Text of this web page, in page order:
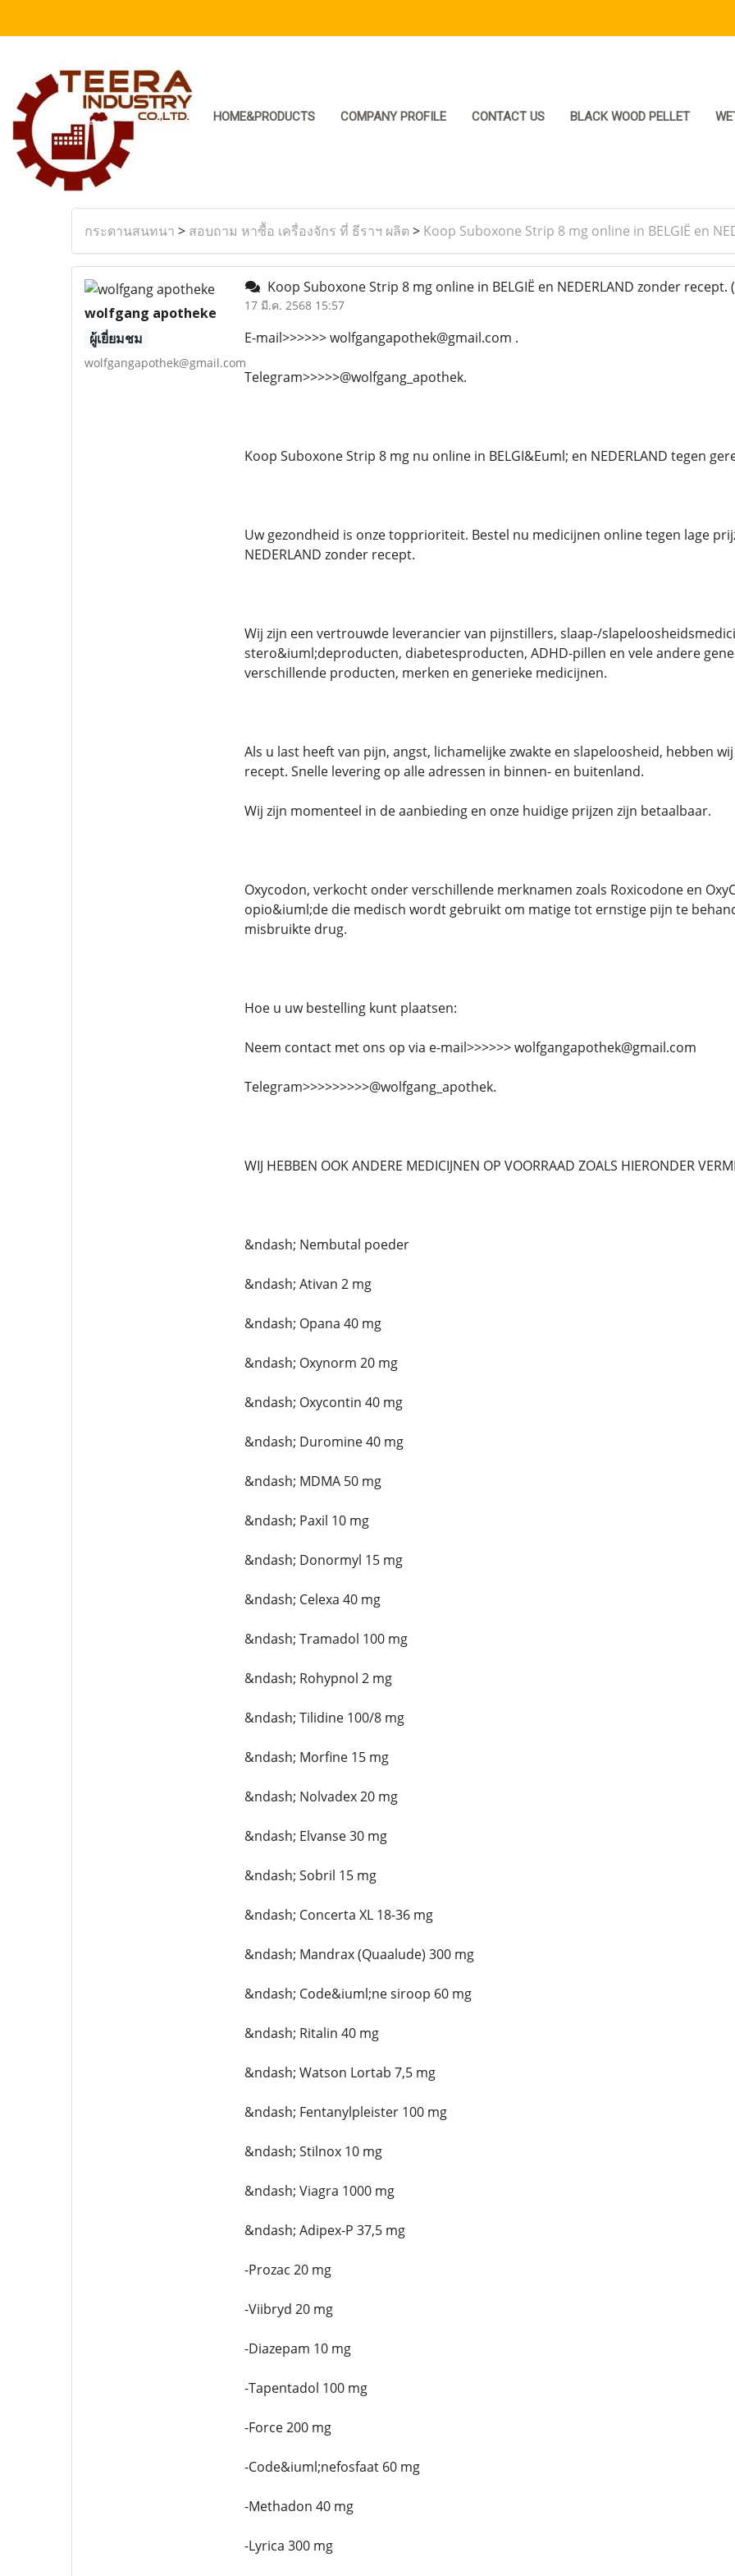
HOME&PRODUCTS COMPANY PROFILE CONTACT US BLACK WOOD PELLET
กระดานสนทนา > สอบถาม หาซื้อ เครื่องจักร ที่ ธีราฯ ผลิต > Koop Suboxone Strip 8 mg online in BELGIË en
wolfgang apotheke
ผู้เยี่ยมชม
wolfgangapothek@gmail.com
Koop Suboxone Strip 8 mg online in BELGIË en NEDERLAND zonder recept.
17 มี.ค. 2568 15:57
E-mail>>>>>> wolfgangapothek@gmail.com .
Telegram>>>>>@wolfgang_apothek.
Koop Suboxone Strip 8 mg nu online in BELGI&Euml; en NEDERLAND tegen
Uw gezondheid is onze topprioriteit. Bestel nu medicijnen online tegen lage
NEDERLAND zonder recept.
Wij zijn een vertrouwde leverancier van pijnstillers, slaap-/
stero&iuml;deproducten, diabetesproducten, ADHD-pillen en vele andere
verschillende producten, merken en generieke medicijnen.
Als u last heeft van pijn, angst, lichamelijke zwakte en slapeloosheid, hebben
recept. Snelle levering op alle adressen in binnen- en buitenland.
Wij zijn momenteel in de aanbieding en onze huidige prijzen zijn betaalbaar.
Oxycodon, verkocht onder verschillende merknamen zoals Roxicodone en
opio&iuml;de die medisch wordt gebruikt om matige tot ernstige pijn te
misbruikte drug.
Hoe u uw bestelling kunt plaatsen:
Neem contact met ons op via e-mail>>>>>> wolfgangapothek@gmail.com
Telegram>>>>>>>>>@wolfgang_apothek.
WIJ HEBBEN OOK ANDERE MEDICIJNEN OP VOORRAAD ZOALS HIERONDER
&ndash; Nembutal poeder
&ndash; Ativan 2 mg
&ndash; Opana 40 mg
&ndash; Oxynorm 20 mg
&ndash; Oxycontin 40 mg
&ndash; Duromine 40 mg
&ndash; MDMA 50 mg
&ndash; Paxil 10 mg
&ndash; Donormyl 15 mg
&ndash; Celexa 40 mg
&ndash; Tramadol 100 mg
&ndash; Rohypnol 2 mg
&ndash; Tilidine 100/8 mg
&ndash; Morfine 15 mg
&ndash; Nolvadex 20 mg
&ndash; Elvanse 30 mg
&ndash; Sobril 15 mg
&ndash; Concerta XL 18-36 mg
&ndash; Mandrax (Quaalude) 300 mg
&ndash; Code&iuml;ne siroop 60 mg
&ndash; Ritalin 40 mg
&ndash; Watson Lortab 7,5 mg
&ndash; Fentanylpleister 100 mg
&ndash; Stilnox 10 mg
&ndash; Viagra 1000 mg
&ndash; Adipex-P 37,5 mg
-Prozac 20 mg
-Viibryd 20 mg
-Diazepam 10 mg
-Tapentadol 100 mg
-Force 200 mg
-Code&iuml;nefosfaat 60 mg
-Methadon 40 mg
-Lyrica 300 mg